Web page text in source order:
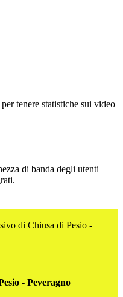
tenere statistiche sui video
di banda degli utenti
di Chiusa di Pesio -
- Peveragno